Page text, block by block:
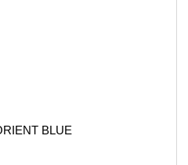
BLUE